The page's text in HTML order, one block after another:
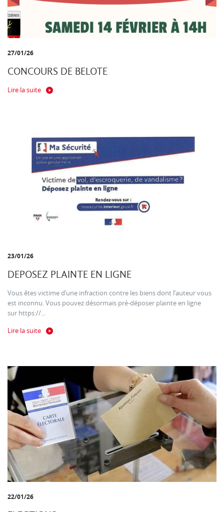
27/01/26
CONCOURS DE BELOTE
Lire la suite
23/01/26
DEPOSEZ PLAINTE EN LIGNE
Vous êtes victime d’une infraction contre les biens dont l’auteur vous
est inconnu. Vous pouvez désormais pré-déposer plainte en ligne
sur https://...
Lire la suite
22/01/26